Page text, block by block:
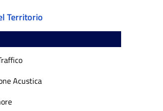
Territorio
Acustica